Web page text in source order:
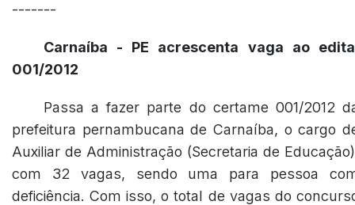
-------
Carnaíba - PE acrescenta vaga ao
001/2012
Passa a fazer parte do certame 001/2012
prefeitura pernambucana de Carnaíba, o cargo
Auxiliar de Administração (Secretaria de
com 32 vagas, sendo uma para pessoa
deficiência. Com isso, o total de vagas do